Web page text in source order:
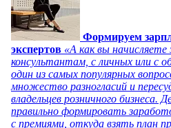
Формируем
экспертов «А как вы начисляете
консультантам, с личных или с
один из самых популярных
множество разногласий и
владельцев розничного бизнеса.
правильно формировать
с премиями, откуда взять план